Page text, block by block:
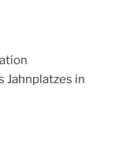
Jahnplatzes in